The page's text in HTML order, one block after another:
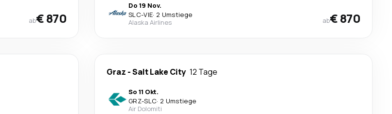
ab€ 870
Do 19 Nov.
SLC-VIE· 2 Umstiege
Alaska Airlines
ab€ 870
Graz -Salt Lake City 12 Tage
So 11 Okt.
GRZ-SLC· 2 Umstiege
Air Dolomiti